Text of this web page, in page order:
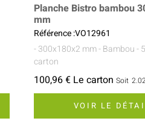
Planche Bistro bambou
mm
Référence :VO12961
- 300x180x2 mm- Bambou-
carton
100,96 € Le carton Soit
VOIR LE